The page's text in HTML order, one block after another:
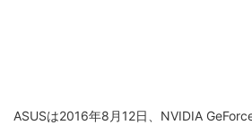
ASUSは2016年8月12日、NVIDIA